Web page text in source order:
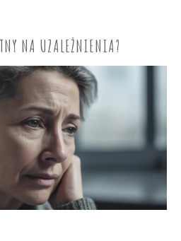
NA UZALEŻNIENIA?